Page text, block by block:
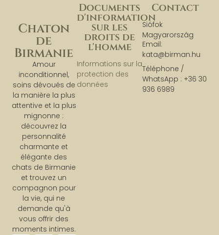
Chaton
de
Birmanie
Amour
inconditionnel,
soins dévoués de
la manière la plus
attentive et la plus
mignonne :
découvrez la
personnalité
charmante et
élégante des
chats de Birmanie
et trouvez un
compagnon pour
la vie, qui ne
demande qu'à
vous offrir des
moments intimes.
Contact
Siófok
Magyarország
Email:
kata@birman.hu
Téléphone /
WhatsApp : +36 30
936 6989
Documents
d'information
sur les
droits de
l'homme
Informations sur la
protection des
données